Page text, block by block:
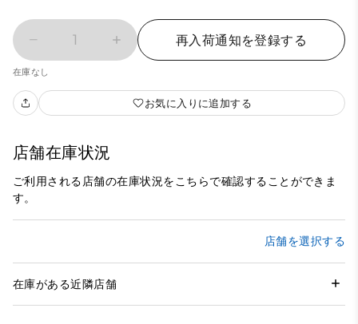
1 再入荷通知を登録する
在庫なし
お気に入りに追加する
店舗在庫状況
ご利用される店舗の在庫状況をこちらで確認することができま
す。
店舗を選択する
在庫がある近隣店舗